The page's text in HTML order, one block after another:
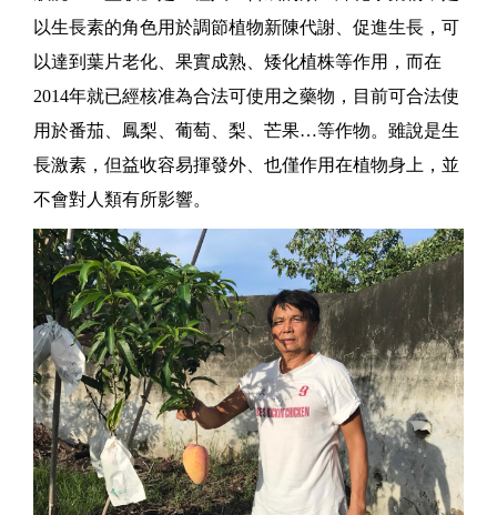
以生長素的角色用於調節植物新陳代謝、促進生長，可
以達到葉片老化、果實成熟、矮化植株等作用，而在
2014年就已經核准為合法可使用之藥物，目前可合法使
用於番茄、鳳梨、葡萄、梨、芒果…等作物。雖說是生
長激素，但益收容易揮發外、也僅作用在植物身上，並
不會對人類有所影響。